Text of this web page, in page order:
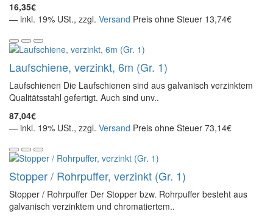
16,35€
— inkl. 19% USt., zzgl. Versand Preis ohne Steuer 13,74€
Laufschiene, verzinkt, 6m (Gr. 1)
Laufschienen Die Laufschienen sind aus galvanisch verzinktem
Qualitätsstahl gefertigt. Auch sind unv..
87,04€
— inkl. 19% USt., zzgl. Versand Preis ohne Steuer 73,14€
Stopper / Rohrpuffer, verzinkt (Gr. 1)
Stopper / Rohrpuffer Der Stopper bzw. Rohrpuffer besteht aus
galvanisch verzinktem und chromatiertem..